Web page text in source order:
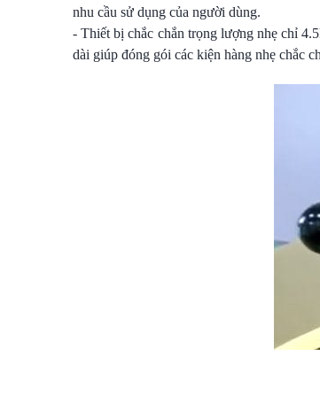
nhu cầu sử dụng của người dùng.
- Thiết bị chắc chắn trọng lượng nhẹ chỉ
dài giúp đóng gói các kiện hàng nhẹ chắc